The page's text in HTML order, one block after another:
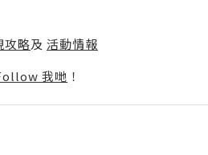
攻略及 活動情報
我哋 ！